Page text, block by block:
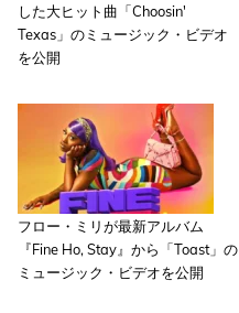
した大ヒット曲「Choosin'
Texas」のミュージック・ビデオ
を公開
フロー・ミリが最新アルバム
『Fine Ho, Stay』から「Toast」の
ミュージック・ビデオを公開